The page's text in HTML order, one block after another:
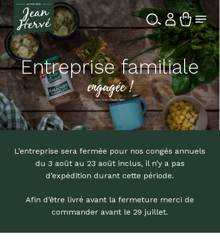
Passer
au
contenu
principalRecherche
de
produits
Menu
familiale
engagée !
dans la Bio depuis 1976
L’entreprise sera fermée pour nos congés annuels
du 3 août au 23 août inclus, il n’y a pas
d’expédition durant cette période.
Afin d’être livré avant la fermeture merci de
commander avant le 29 juillet.
le
menu